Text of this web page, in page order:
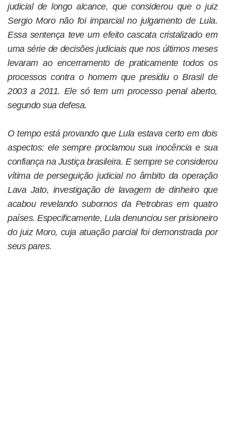
judicial de longo alcance, que considerou que o juiz
Sergio Moro não foi imparcial no julgamento de Lula.
Essa sentença teve um efeito cascata cristalizado em
uma série de decisões judiciais que nos últimos meses
levaram ao encerramento de praticamente todos os
processos contra o homem que presidiu o Brasil de
2003 a 2011. Ele só tem um processo penal aberto,
segundo sua defesa.
O tempo está provando que Lula estava certo em dois
aspectos: ele sempre proclamou sua inocência e sua
confiança na Justiça brasileira. E sempre se considerou
vítima de perseguição judicial no âmbito da operação
Lava Jato, investigação de lavagem de dinheiro que
acabou revelando subornos da Petrobras em quatro
países. Especificamente, Lula denunciou ser prisioneiro
do juiz Moro, cuja atuação parcial foi demonstrada por
seus pares.